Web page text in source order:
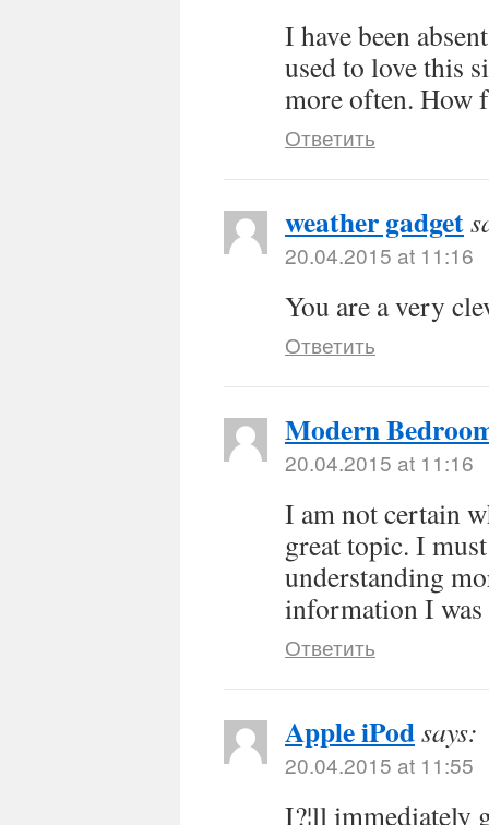
I have been
used to love this
more often. How
Ответить
weather gadget
20.04.2015 at 11:16
You are a very
Ответить
Modern
20.04.2015 at 11:16
I am not certain
great topic. I
understanding
information I
Ответить
Apple iPodsays:
20.04.2015 at 11:55
I?¦ll immediately